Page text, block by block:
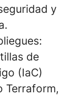
y
:
de
(IaC)
Terraform,